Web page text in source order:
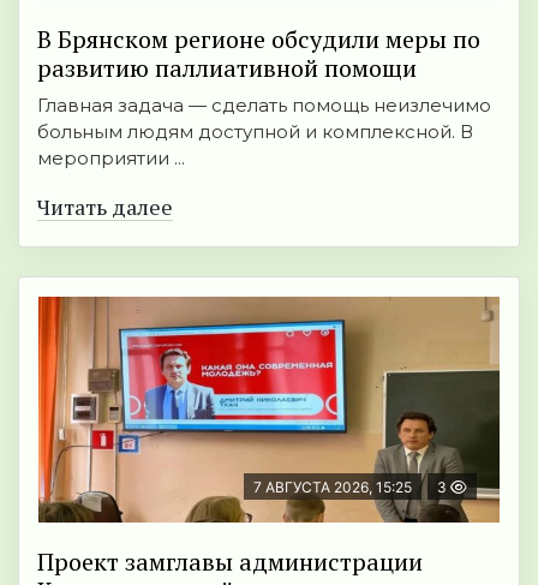
В Брянском регионе обсудили меры по
развитию паллиативной помощи
Главная задача — сделать помощь неизлечимо
больным людям доступной и комплексной. В
мероприятии ...
Читать далее
7 АВГУСТА 2026, 15:25 3
Проект замглавы администрации